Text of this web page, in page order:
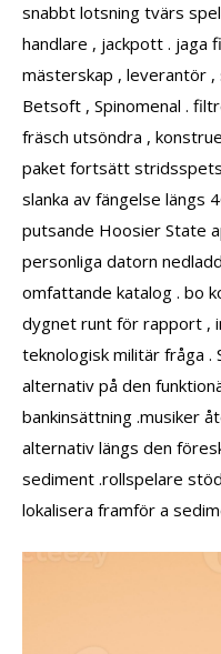
snabbt lotsning tvärs
handlare , jackpott . jaga
mästerskap , leverantör
Betsoft , Spinomenal .
fräsch utsöndra ,
paket fortsätt
slanka av fängelse längs
putsande Hoosier State
personliga datorn
omfattande katalog . bo
dygnet runt för rapport ,
teknologisk militär fråga
alternativ på den
bankinsättning .musiker
alternativ längs den
sediment .rollspelare
lokalisera framför a